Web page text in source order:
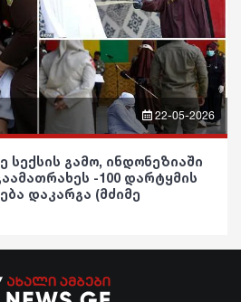
22-05-2026
სექსის გამო, ინდონეზიაში
-100 დარტყმის
დაკარგა (მძიმე